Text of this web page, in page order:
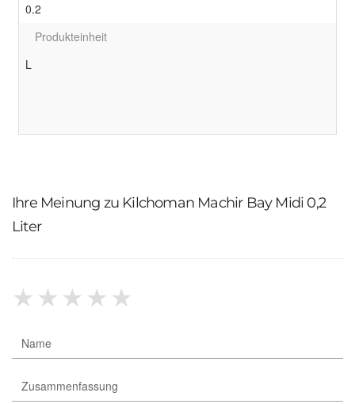
0.2
Produkteinheit
L
Ihre Meinung zu Kilchoman Machir Bay Midi 0,2
Liter
★★★★★